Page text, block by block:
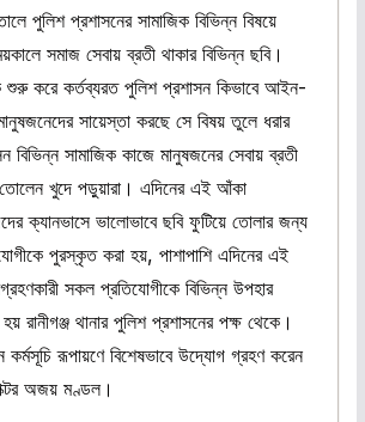
পুলিশ প্রশাসনের সামাজিক বিভিন্ন বিষয়ে
সমাজ সেবায় ব্রতী থাকার বিভিন্ন ছবি।
শুরু করে কর্তব্যরত পুলিশ প্রশাসন কিভাবে আইন-
সায়েস্তা করছে সে বিষয় তুলে ধরার
বিভিন্ন সামাজিক কাজে মানুষজনের সেবায় ব্রতী
খুদে পড়ুয়ারা। এদিনের এই আঁকা
ক্যানভাসে ভালোভাবে ছবি ফুটিয়ে তোলার জন্য
পুরস্কৃত করা হয়, পাশাপাশি এদিনের এই
সকল প্রতিযোগীকে বিভিন্ন উপহার
রানীগঞ্জ থানার পুলিশ প্রশাসনের পক্ষ থেকে।
কর্মসূচি রূপায়ণে বিশেষভাবে উদ্যোগ গ্রহণ করেন
অজয় মণ্ডল।